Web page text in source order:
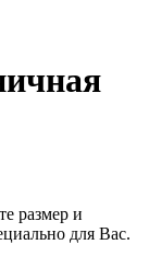
размер и
для Вас.